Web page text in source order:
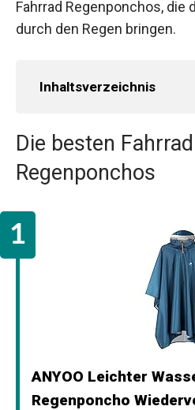
Fahrrad Regenponchos,
durch den Regen bringen.
Inhaltsverzeichnis
Die besten Fahrrad
Regenponchos
ANYOO Leichter
Regenponcho